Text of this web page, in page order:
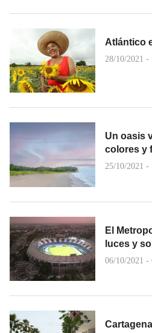
Atlántico
28/10/2021 -
Un oasis
colores y
25/10/2021 -
El
luces y
06/10/2021 -